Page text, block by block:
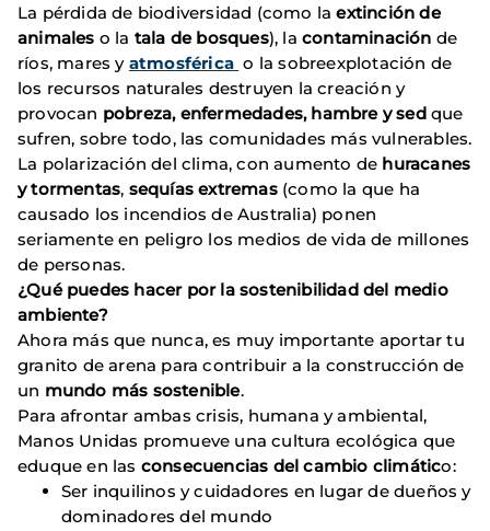
La pérdida de biodiversidad (como laextinción de
animales o la tala de bosques), la contaminación de
ríos, mares y atmosférica o la sobreexplotación de
los recursos naturales destruyen la creación y
provocan pobreza, enfermedades, hambre y sedque
sufren, sobre todo, las comunidades más vulnerables.
La polarización del clima, con aumento de huracanes
y tormentas, sequías extremas(como la que ha
causado los incendios de Australia) ponen
seriamente en peligro los medios de vida de millones
de personas.
¿Qué puedes hacer por la sostenibilidad del medio
ambiente?
Ahora más que nunca, es muy importante aportar tu
granito de arena para contribuir a la construcción de
un mundo más sostenible.
Para afrontar ambas crisis, humana y ambiental,
Manos Unidas promueve una cultura ecológica que
eduque en las consecuencias del cambio climático:
Ser inquilinos y cuidadores en lugar de dueños y
dominadores del mundo